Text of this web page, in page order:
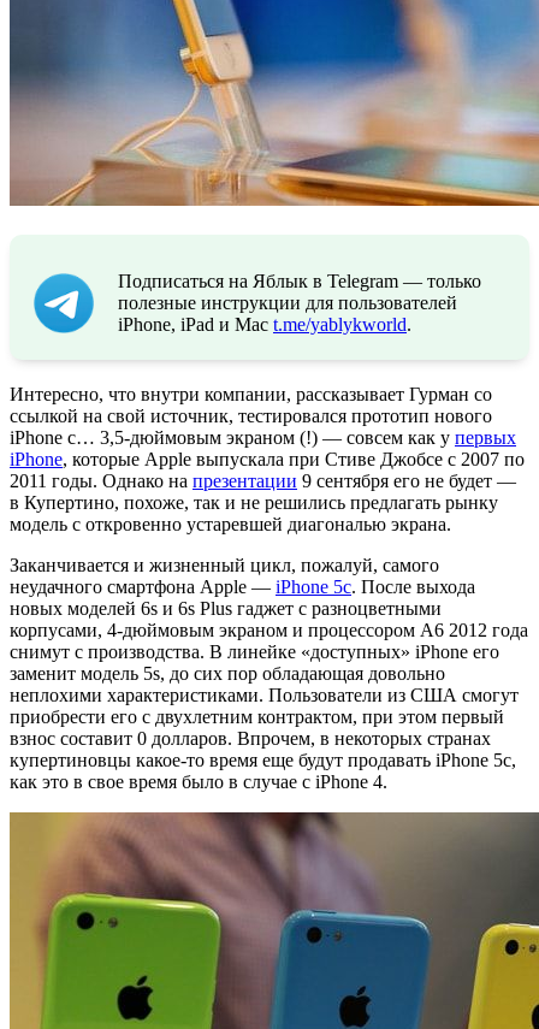
Подписаться на Яблык в Telegram — только
полезные инструкции для пользователей
iPhone, iPad и Mac t.me/yablykworld.
Интересно, что внутри компании, рассказывает Гурман со
ссылкой на свой источник, тестировался прототип нового
iPhone с… 3,5-дюймовым экраном (!) — совсем как у первых
iPhone, которые Apple выпускала при Стиве Джобсе с 2007 по
2011 годы. Однако на презентации 9 сентября его не будет —
в Купертино, похоже, так и не решились предлагать рынку
модель с откровенно устаревшей диагональю экрана.
Заканчивается и жизненный цикл, пожалуй, самого
неудачного смартфона Apple — iPhone 5c. После выхода
новых моделей 6s и 6s Plus гаджет с разноцветными
корпусами, 4-дюймовым экраном и процессором А6 2012 года
снимут с производства. В линейке «доступных» iPhone его
заменит модель 5s, до сих пор обладающая довольно
неплохими характеристиками. Пользователи из США смогут
приобрести его с двухлетним контрактом, при этом первый
взнос составит 0 долларов. Впрочем, в некоторых странах
купертиновцы какое-то время еще будут продавать iPhone 5c,
как это в свое время было в случае с iPhone 4.